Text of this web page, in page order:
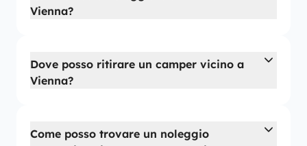
Vienna?
Dove posso ritirare un camper vicino a
Vienna?
Come posso trovare un noleggio